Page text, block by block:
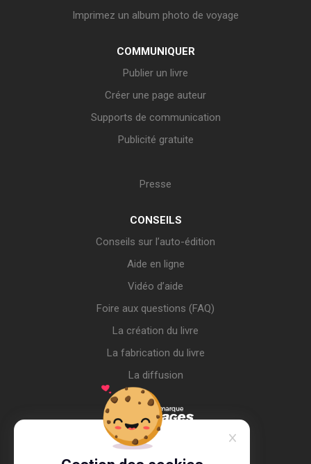
Imprimez un album photo de voyage
COMMUNIQUER
Publier un livre
Créer une page auteur
Supports de communication
Publicité gratuite
Presse
CONSEILS
Conseils sur l’auto-édition
Aide en ligne
Vidéo d’aide
Foire aux questions (FAQ)
La création du livre
La fabrication du livre
La diffusion